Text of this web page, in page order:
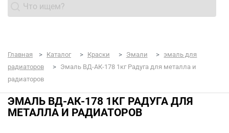
Главная Каталог Краски Эмали
эмаль для
радиаторов
Эмаль ВД-АК-178 1кг Радуга для металла и
радиаторов
ЭМАЛЬ ВД-АК-178 1КГ РАДУГА ДЛЯ
МЕТАЛЛА И РАДИАТОРОВ